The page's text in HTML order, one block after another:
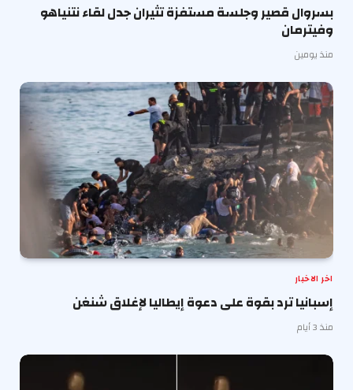
بسروال قصير وجلسة مستفزة تثيران جدل لقاء نتنياهو
وفيترمان
منذ يومين
اخر الاخبار
إسبانيا ترد بقوة على دعوة إيطاليا لإغلاق شنغن
منذ 3 أيام